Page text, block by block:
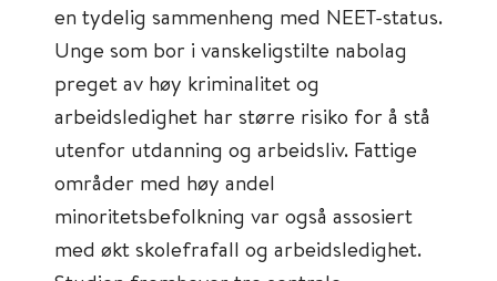
en tydelig sammenheng med NEET-status.
Unge som bor i vanskeligstilte nabolag
preget av høy kriminalitet og
arbeidsledighet har større risiko for å stå
utenfor utdanning og arbeidsliv. Fattige
områder med høy andel
minoritetsbefolkning var også assosiert
med økt skolefrafall og arbeidsledighet.